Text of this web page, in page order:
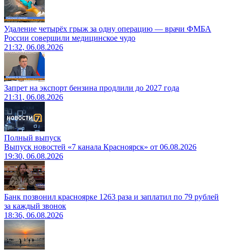
Удаление четырёх грыж за одну операцию — врачи ФМБА
России совершили медицинское чудо
21:32, 06.08.2026
Запрет на экспорт бензина продлили до 2027 года
21:31, 06.08.2026
Полный выпуск
Выпуск новостей «7 канала Красноярск» от 06.08.2026
19:30, 06.08.2026
Банк позвонил красноярке 1263 раза и заплатил по 79 рублей
за каждый звонок
18:36, 06.08.2026